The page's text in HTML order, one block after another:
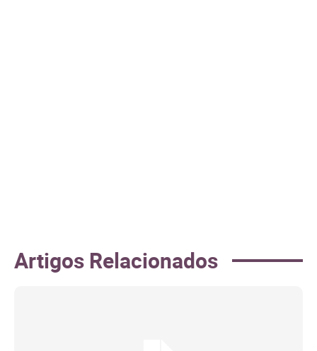
Artigos Relacionados